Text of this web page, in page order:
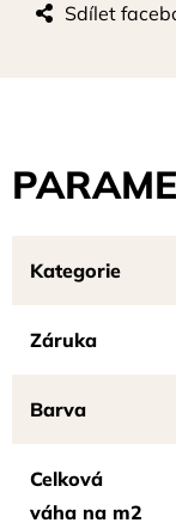
Sdílet
Kategorie
Záruka
Barva
Celková
váha na m2